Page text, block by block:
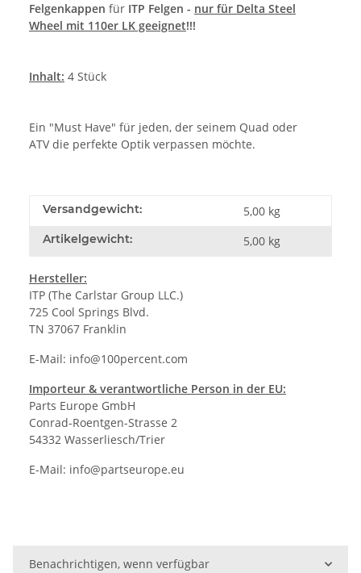
Felgenkappen für ITP Felgen - nur für Delta Steel
Wheel mit 110er LK geeignet!!!
Inhalt: 4 Stück
Ein "Must Have" für jeden, der seinem Quad oder
ATVdie perfekte Optik verpassen möchte.
Versandgewicht: 5,00 kg
Artikelgewicht: 5,00 kg
Hersteller:
ITP (The Carlstar Group LLC.)
725 Cool Springs Blvd.
TN 37067 Franklin
E-Mail: info@100percent.com
Importeur & verantwortliche Person in der EU:
Parts Europe GmbH
Conrad-Roentgen-Strasse 2
54332 Wasserliesch/Trier
E-Mail: info@partseurope.eu
Benachrichtigen, wenn verfügbar